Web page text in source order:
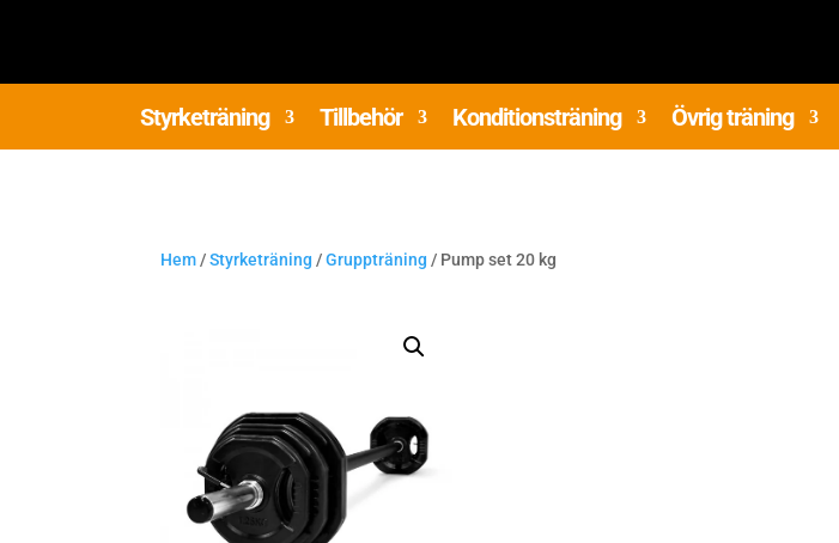
Styrketräning Tillbehör Konditionsträning Övrig träning
Hem /Styrketräning /Gruppträning / Pump set 20 kg